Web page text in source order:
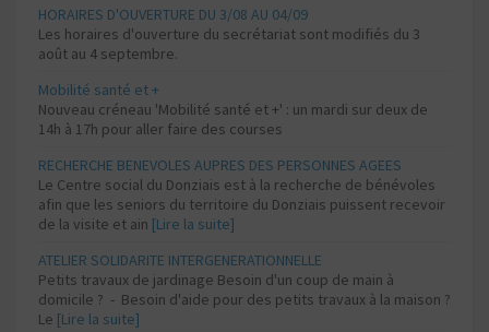
HORAIRES D'OUVERTURE DU 3/08 AU 04/09
Les horaires d'ouverture du secrétariat sont modifiés du 3
août au 4 septembre.
Mobilité santé et +
Nouveau créneau 'Mobilité santé et +' : un mardi sur deux de
14h à 17h pour aller faire des courses
RECHERCHE BENEVOLES AUPRES DES PERSONNES AGEES
Le Centre social du Donziais est à la recherche de bénévoles
afin que les seniors du territoire du Donziais puissent recevoir
de la visite et ain [Lire la suite]
ATELIER SOLIDARITE INTERGENERATIONNELLE
Petits travaux de jardinage Besoin d'un coup de main à
domicile ? - Besoin d'aide pour des petits travaux à la maison ?
Le [Lire la suite]